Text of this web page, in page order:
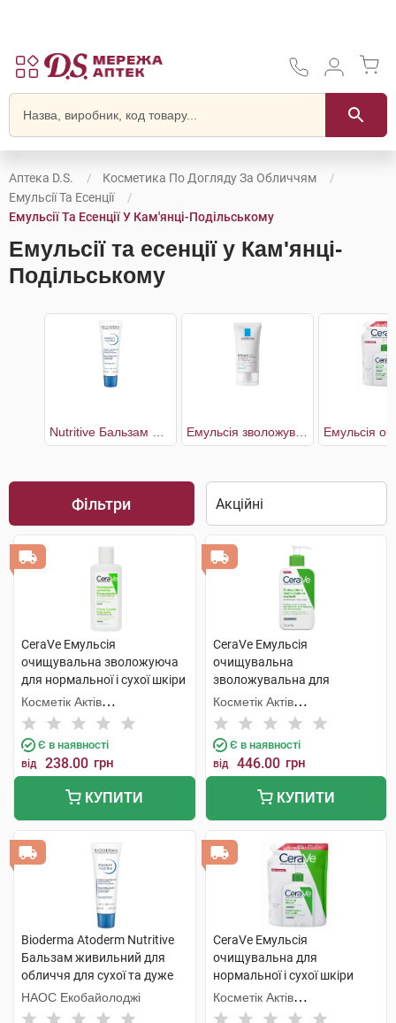
Аптека D.S.
Косметика По Догляду За Обличчям
Емульсії Та Есенції
Емульсії Та Есенції У Кам'янці-Подільському
Емульсії та есенції у Кам'янці-
Подільському
Фільтри
CeraVe Емульсія
очищувальна зволожуюча
для нормальної і сухої шкіри
обличчя та тіла 88 мл 1
флакон
Косметік Актів
Інтернаціональ
Є в наявності
від 238.00 грн
КУПИТИ
CeraVe Емульсія
очищувальна
зволожувальна для
нормальної і сухої шкіри
обличчя і тіла 236 мл 1
флакон
Косметік Актів
Інтернаціональ
Є в наявності
від 446.00 грн
КУПИТИ
Bioderma Atoderm Nutritive
Бальзам живильний для
обличчя для сухої та дуже
сухої чутливої шкіри 40 мл 1
туба
НАОС Екобайолоджі
CeraVe Емульсія
очищувальна для
нормальної і сухої шкіри
обличчя та тіла 473 мл 1
пакет
Косметік Актів
Інтернаціональ